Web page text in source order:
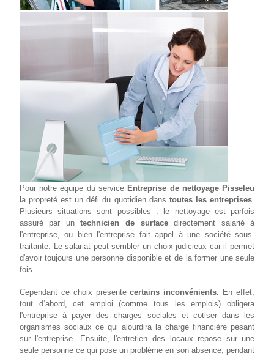
Pour notre équipe du service Entreprise de nettoyage Pisseleu
la propreté est un défi du quotidien dans toutes les entreprises.
Plusieurs situations sont possibles : le nettoyage est parfois
assuré par untechnicien de surfacedirectement salarié à
l'entreprise, ou bien l'entreprise fait appel à une société sous-
traitante. Le salariat peut sembler un choix judicieux car il permet
d'avoir toujours une personne disponible et de la former une seule
fois.
Cependant ce choix présentecertains inconvénients. En effet,
tout d‘abord, cet emploi (comme tous les emplois) obligera
l'entreprise à payer des charges sociales et cotiser dans les
organismes sociaux ce qui alourdira la charge financière pesant
sur l'entreprise. Ensuite, l'entretien des locaux repose sur une
seule personne ce qui pose un problème en son absence, pendant